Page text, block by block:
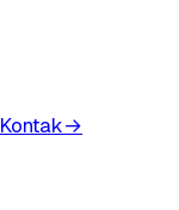
Kontak→